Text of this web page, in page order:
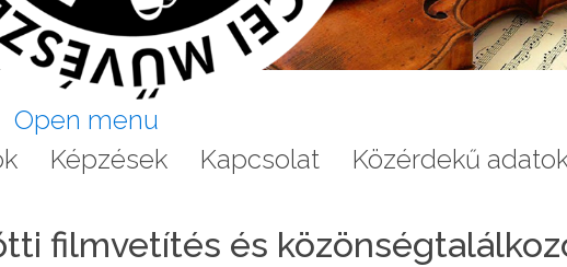
Open menu
Képzések Kapcsolat Közérdekű
filmvetítés és